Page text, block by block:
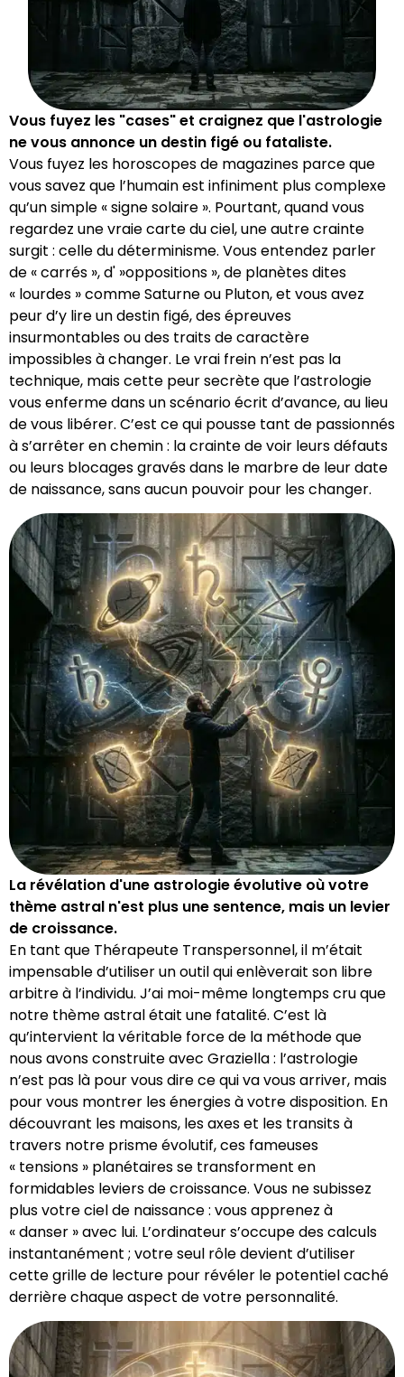
Vous fuyez les "cases" et craignez que l'astrologie
ne vous annonce un destin figé ou fataliste.
Vous fuyez les horoscopes de magazines parce que
vous savez que l’humain est infiniment plus complexe
qu’un simple « signe solaire ». Pourtant, quand vous
regardez une vraie carte du ciel, une autre crainte
surgit : celle du déterminisme. Vous entendez parler
de « carrés », d' »oppositions », de planètes dites
« lourdes » comme Saturne ou Pluton, et vous avez
peur d’y lire un destin figé, des épreuves
insurmontables ou des traits de caractère
impossibles à changer. Le vrai frein n’est pas la
technique, mais cette peur secrète que l’astrologie
vous enferme dans un scénario écrit d’avance, au lieu
de vous libérer. C’est ce qui pousse tant de passionnés
à s’arrêter en chemin : la crainte de voir leurs défauts
ou leurs blocages gravés dans le marbre de leur date
de naissance, sans aucun pouvoir pour les changer.
La révélation d'une astrologie évolutive où votre
thème astral n'est plus une sentence, mais un levier
de croissance.
En tant que Thérapeute Transpersonnel, il m’était
impensable d’utiliser un outil qui enlèverait son libre
arbitre à l’individu. J’ai moi-même longtemps cru que
notre thème astral était une fatalité. C’est là
qu’intervient la véritable force de la méthode que
nous avons construite avec Graziella : l’astrologie
n’est pas là pour vous dire ce qui va vous arriver, mais
pour vous montrer les énergies à votre disposition. En
découvrant les maisons, les axes et les transits à
travers notre prisme évolutif, ces fameuses
« tensions » planétaires se transforment en
formidables leviers de croissance. Vous ne subissez
plus votre ciel de naissance : vous apprenez à
« danser » avec lui. L’ordinateur s’occupe des calculs
instantanément ; votre seul rôle devient d’utiliser
cette grille de lecture pour révéler le potentiel caché
derrière chaque aspect de votre personnalité.